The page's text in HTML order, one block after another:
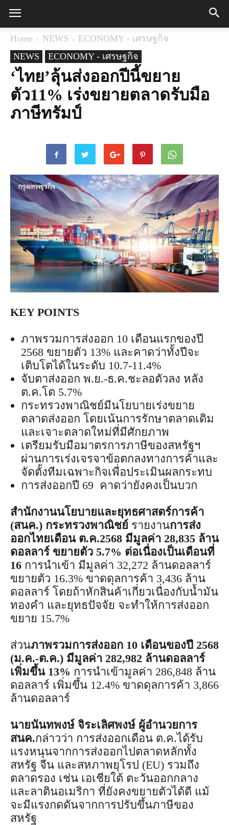
Home NEWS
ECONOMY - เศรษฐกิจ
NEWS
ECONOMY - เศรษฐกิจ
‘ไทย’ลุ้นส่งออกปีนี้ขยาย
ตัว11% เร่งขยายตลาดรับมือ
ภาษีทรัมป์
KEY POINTS
ภาพรวมการส่งออก 10 เดือนแรกของปี
2568 ขยายตัว 13% และคาดว่าทั้งปีจะ
เติบโตได้ในระดับ 10.7-11.4%
จับตาส่งออก พ.ย.-ธ.ค.ชะลอตัวลง หลัง
ต.ค.โต 5.7%
กระทรวงพาณิชย์มีนโยบายเร่งขยาย
ตลาดส่งออก โดยเน้นการรักษาตลาดเดิม
และเจาะตลาดใหม่ที่มีศักยภาพ
เตรียมรับมือมาตรการภาษีของสหรัฐฯ
ผ่านการเร่งเจรจาข้อตกลงทางการค้าและ
จัดตั้งทีมเฉพาะกิจเพื่อประเมินผลกระทบ
การส่งออกปี 69 คาดว่ายังคงเป็นบวก
สำนักงานนโยบายและยุทธศาสตร์การค้า
(สนค.) กระทรวงพาณิชย์ รายงานการส่ง
ออกไทยเดือน ต.ค.2568 มีมูลค่า 28,835 ล้าน
ดอลลาร์ ขยายตัว 5.7% ต่อเนื่องเป็นเดือนที่
16 การนำเข้า มีมูลค่า 32,272 ล้านดอลลาร์
ขยายตัว 16.3% ขาดดุลการค้า 3,436 ล้าน
ดอลลาร์ โดยถ้าหักสินค้าเกี่ยวเนื่องกับน้ำมัน
ทองคำ และยุทธปัจจัย จะทำให้การส่งออก
ขยาย 15.7%
ส่วนภาพรวมการส่งออก 10 เดือนของปี 2568
(ม.ค.-ต.ค.) มีมูลค่า 282,982 ล้านดอลลาร์
เพิ่มขึ้น 13% การนำเข้ามูลค่า 286,848 ล้าน
ดอลลาร์ เพิ่มขึ้น 12.4% ขาดดุลการค้า 3,866
ล้านดอลลาร์
นายนันทพงษ์ จิระเลิศพงษ์ ผู้อำนวยการ
สนค.กล่าวว่า การส่งออกเดือน ต.ค.ได้รับ
แรงหนุนจากการส่งออกไปตลาดหลักทั้ง
สหรัฐ จีน และสหภาพยุโรป (EU) รวมถึง
ตลาดรอง เช่น เอเชียใต้ ตะวันออกกลาง
และลาตินอเมริกา ที่ยังคงขยายตัวได้ดี แม้
จะมีแรงกดดันจากการปรับขึ้นภาษีของ
สหรัฐ